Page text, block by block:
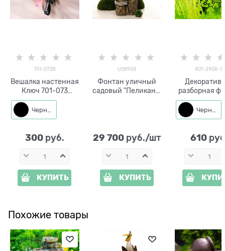
701-073B
Вешалка настенная
Ключ 701-073
металл
300 руб.
КУПИТЬ
U08958
Фонтан уличный
садовый "Пеликан с
29 700 руб./шт
КУПИТЬ
801-290R-B
разборная
для сада
сладкий
290R h=48
610
Похожие товары